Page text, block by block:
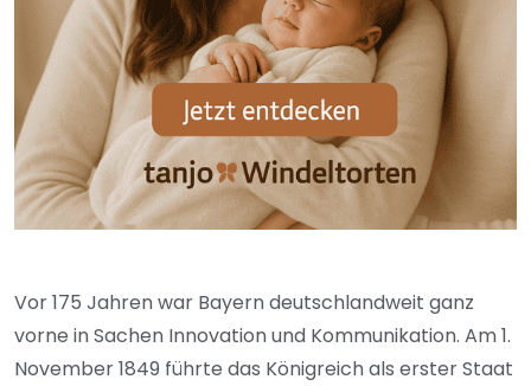
Vor 175 Jahren war Bayern deutschlandweit ganz
vorne in Sachen Innovation und Kommunikation. Am 1.
November 1849 führte das Königreich als erster Staat